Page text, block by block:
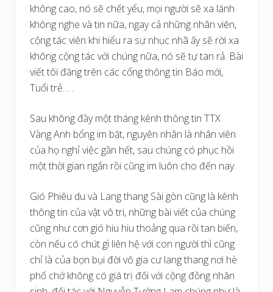
không cao, nó sẽ chết yểu, mọi người sẽ xa lánh
không nghe và tin nữa, ngay cả những nhân viên,
cộng tác viên khi hiểu ra sự nhục nhã ấy sẽ rời xa
không cộng tác với chúng nữa, nó sẽ tự tan rả. Bài
viết tôi đăng trên các cổng thông tin Báo mới,
Tuổi trẻ… .
Sau không đầy một tháng kênh thông tin TTX
Vàng Anh bổng im bặt, nguyên nhân là nhân viên
của họ nghỉ việc gần hết, sau chúng có phục hồi
một thời gian ngắn rồi cũng im luôn cho đến nay.
Gió Phiêu du và Lang thang Sài gòn cũng là kênh
thông tin của vật vô tri, những bài viết của chúng
cũng như cơn gió hiu hiu thoảng qua rồi tan biến,
còn nếu có chút gì liên hệ với con người thì cũng
chỉ là của bọn bụi đời vô gia cư lang thang nơi hè
phố chớ không có giá trị đối với cộng đồng nhân